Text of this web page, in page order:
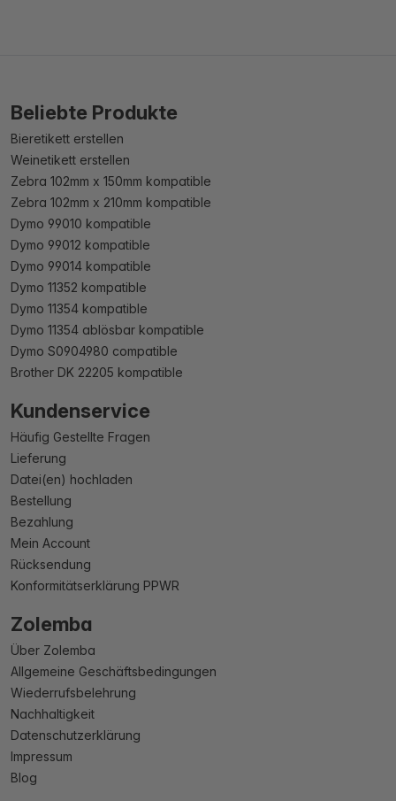
Beliebte Produkte
Bieretikett erstellen
Weinetikett erstellen
Zebra 102mm x 150mm kompatible
Zebra 102mm x 210mm kompatible
Dymo 99010 kompatible
Dymo 99012 kompatible
Dymo 99014 kompatible
Dymo 11352 kompatible
Dymo 11354 kompatible
Dymo 11354 ablösbar kompatible
Dymo S0904980 compatible
Brother DK 22205 kompatible
Kundenservice
Häufig Gestellte Fragen
Lieferung
Datei(en) hochladen
Bestellung
Bezahlung
Mein Account
Rücksendung
Konformitätserklärung PPWR
Zolemba
Über Zolemba
Allgemeine Geschäftsbedingungen
Wiederrufsbelehrung
Nachhaltigkeit
Datenschutzerklärung
Impressum
Blog